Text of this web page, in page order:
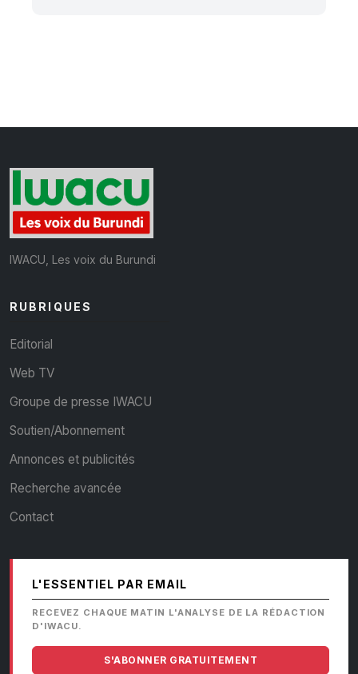
IWACU, Les voix du Burundi
RUBRIQUES
Editorial
Web TV
Groupe de presse IWACU
Soutien/Abonnement
Annonces et publicités
Recherche avancée
Contact
L'ESSENTIEL PAR EMAIL
RECEVEZ CHAQUE MATIN L'ANALYSE DE LA RÉDACTION
D'IWACU.
S'ABONNER GRATUITEMENT